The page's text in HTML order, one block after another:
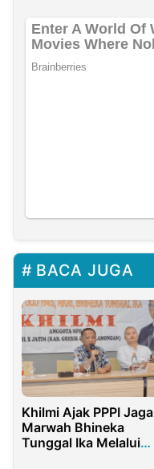
BACA JUGA
Khilmi Ajak PPPI Jaga
Marwah Bhineka
Tunggal Ika Melalui